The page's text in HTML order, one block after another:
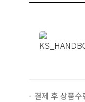
결제 후 상품